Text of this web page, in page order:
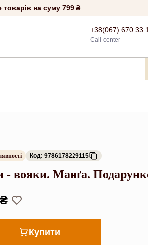
на суму 799 ₴
+38(067) 670 33
Call-center
Код: 9786178229115
- вояки. Манґа.
Купити